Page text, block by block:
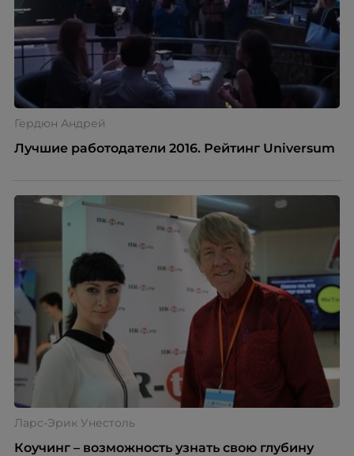
Гердюн Андрей
Лучшие работодатели 2016. Рейтинг Universum
Ларс-Эрик Унестоль
Коучинг – возможность узнать свою глубину